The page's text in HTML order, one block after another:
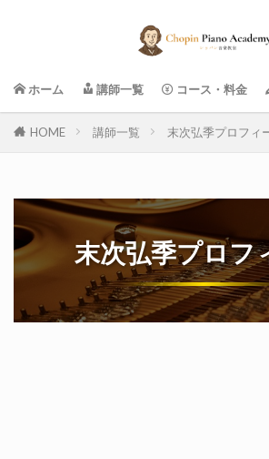
ホーム 講師一覧 コース・料金
HOME 講師一覧 末次弘季プロフィ
末次弘季プロフ